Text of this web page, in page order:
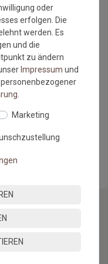
- und
und sind völlig
sind vom
Länge das 2,5 fache
»
oder
erfolgen. Die
werden. Es
und die
zu ändern
Impressum und
Marketing